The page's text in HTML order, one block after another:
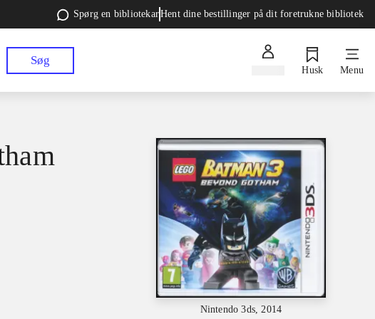
Spørg en bibliotekarHent dine bestillinger på dit foretrukne bibliotek
Søg
Husk Menu
Nintendo 3ds, 2014